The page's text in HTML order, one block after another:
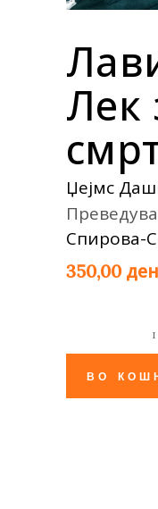
Лек
Џејмс
Спирова-
350,00 ден
смртта
ВО